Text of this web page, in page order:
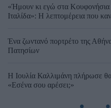
«Ήμουν κι εγώ στα Κουφονήσια
Ιταλίδα»: Η λεπτομέρεια που
Ένα ζωντανό πορτρέτο της
Πατησίων
Η Ιουλία Καλλιμάνη πλήρωσε
«Εσένα σου αρέσει;»